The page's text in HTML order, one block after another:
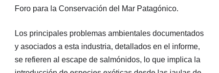
Foro para la Conservación del Mar Patagónico.
Los principales problemas ambientales documentados
y asociados a esta industria, detallados en el informe,
se refieren al escape de salmónidos, lo que implica la